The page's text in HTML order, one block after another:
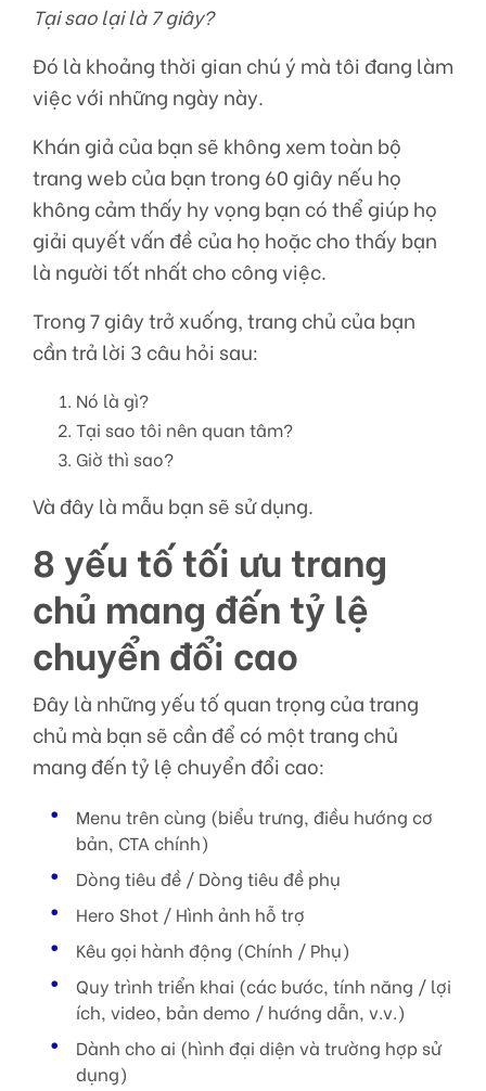
Tại sao lại là 7 giây?
Đó là khoảng thời gian chú ý mà tôi đang làm
việc với những ngày này.
Khán giả của bạn sẽ không xem toàn bộ
trang web của bạn trong 60 giây nếu họ
không cảm thấy hy vọng bạn có thể giúp họ
giải quyết vấn đề của họ hoặc cho thấy bạn
là người tốt nhất cho công việc.
Trong 7 giây trở xuống, trang chủ của bạn
cần trả lời 3 câu hỏi sau:
Nó là gì?
Tại sao tôi nên quan tâm?
Giờ thì sao?
Và đây là mẫu bạn sẽ sử dụng.
8 yếu tố tối ưu trang
chủ mang đến tỷ lệ
chuyển đổi cao
Đây là những yếu tố quan trọng của trang
chủ mà bạn sẽ cần để có một trang chủ
mang đến tỷ lệ chuyển đổi cao:
Menu trên cùng (biểu trưng, ​​điều hướng cơ
bản, CTA chính)
Dòng tiêu đề / Dòng tiêu đề phụ
Hero Shot / Hình ảnh hỗ trợ
Kêu gọi hành động (Chính / Phụ)
Quy trình triển khai (các bước, tính năng / lợi
ích, video, bản demo / hướng dẫn, v.v.)
Dành cho ai (hình đại diện và trường hợp sử
dụng)